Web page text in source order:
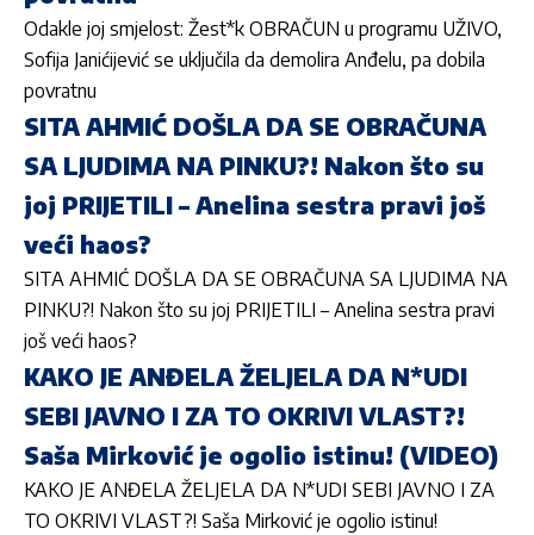
Odakle joj smjelost: Žest*k OBRAČUN u programu UŽIVO,
Sofija Janićijević se uključila da demolira Anđelu, pa dobila
povratnu
SITA AHMIĆ DOŠLA DA SE OBRAČUNA
SA LJUDIMA NA PINKU?! Nakon što su
joj PRIJETILI – Anelina sestra pravi još
veći haos?
SITA AHMIĆ DOŠLA DA SE OBRAČUNA SA LJUDIMA NA
PINKU?! Nakon što su joj PRIJETILI – Anelina sestra pravi
još veći haos?
KAKO JE ANĐELA ŽELJELA DA N*UDI
SEBI JAVNO I ZA TO OKRIVI VLAST?!
Saša Mirković je ogolio istinu! (VIDEO)
KAKO JE ANĐELA ŽELJELA DA N*UDI SEBI JAVNO I ZA
TO OKRIVI VLAST?! Saša Mirković je ogolio istinu!